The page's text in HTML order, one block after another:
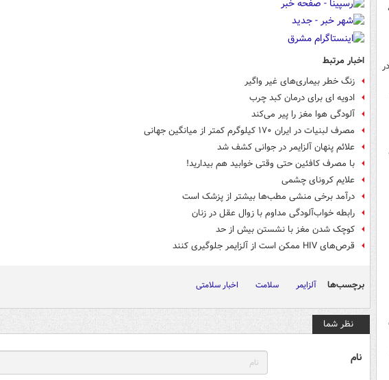
در
اخبار مرتبط
زنگ خطر بیماری‌های غیر واگیر
ادویه ای برای درمان کبد چرب
آلودگی هوا مغز را پیر می‌کند
مصرف لبنیات در ایران ۱۷۰ کیلوگرم کمتر از میانگین جهانی
علائم پنهان آلزایمر در جوانی کشف شد
با مصرف کافئین حتی وقتی خوابید هم بیدارید!
علایم کرونای چشمی
درآمد برخی منشی مطب‌ها بیشتر از پزشک است
رابطه خواب‌آلودگی مداوم با زوال عقل در زنان
کوچک شدن مغز با نشستن بیش از حد
قرص‌های HIV ممکن است از آلزایمر جلوگیری کنند
برچسب‌ها آلزایمر سلامت اخبار سلامتی
نظر شما
نام